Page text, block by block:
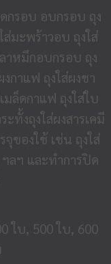
กรอบ อบกรอบ ถุง
มะพร้าวอบ ถุงใส่
าหมึกอบกรอบ ถุง
กาแฟ ถุงใส่ผงชา
มล็ดกาแฟ ถุงใส่ใบ
ทั้งถุงใส่ผงสารเคมี
ของใช้ เช่น ถุงใส่
ลฯ และทำการปิด
ใบ, 500 ใบ, 600